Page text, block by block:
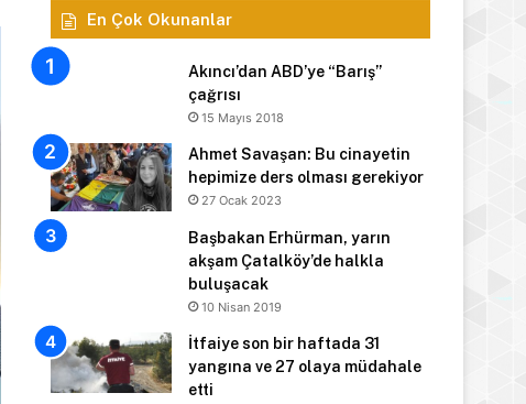
En Çok Okunanlar
Akıncı’dan ABD’ye “Barış”
çağrısı
15 Mayıs 2018
Ahmet Savaşan: Bu cinayetin
hepimize ders olması gerekiyor
27 Ocak 2023
Başbakan Erhürman, yarın
akşam Çatalköy’de halkla
buluşacak
10 Nisan 2019
İtfaiye son bir haftada 31
yangına ve 27 olaya müdahale
etti